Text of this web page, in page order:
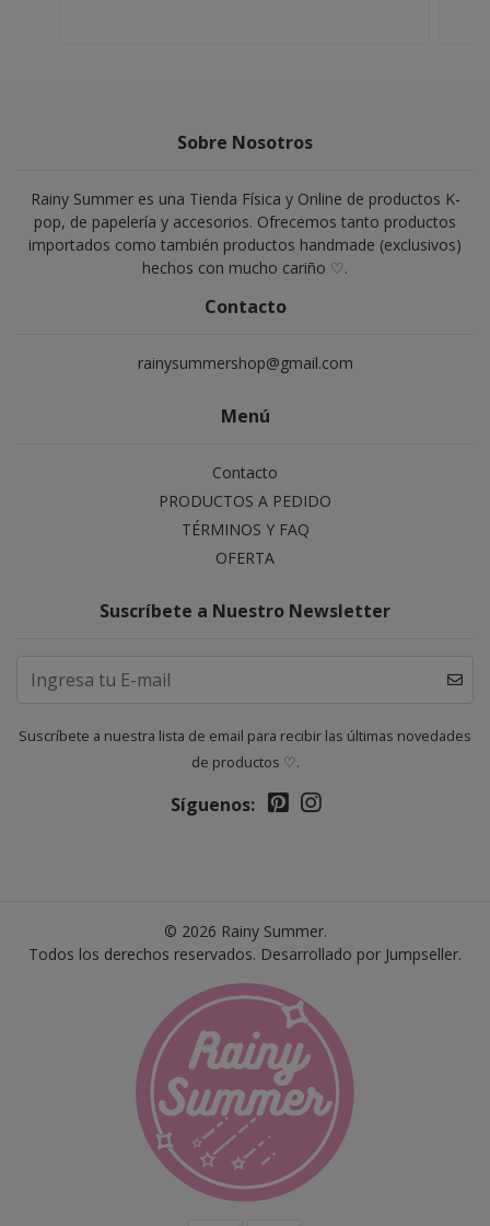
Sobre Nosotros
Rainy Summer es una Tienda Física y Online de productos K-
pop, de papelería y accesorios. Ofrecemos tanto productos
importados como también productos handmade (exclusivos)
hechos con mucho cariño ♡.
Contacto
rainysummershop@gmail.com
Menú
Contacto
PRODUCTOS A PEDIDO
TÉRMINOS Y FAQ
OFERTA
Suscríbete a Nuestro Newsletter
Suscríbete a nuestra lista de email para recibir las últimas novedades
de productos ♡.
Síguenos:
© 2026 Rainy Summer.
Todos los derechos reservados. Desarrollado por Jumpseller.